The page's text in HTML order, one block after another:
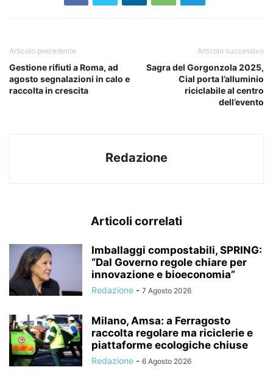
Articolo precedente
Gestione rifiuti a Roma, ad
agosto segnalazioni in calo e
raccolta in crescita
Articolo successivo
Sagra del Gorgonzola 2025,
Cial porta l’alluminio
riciclabile al centro
dell’evento
Redazione
Articoli correlati
Imballaggi compostabili, SPRING:
“Dal Governo regole chiare per
innovazione e bioeconomia”
Redazione - 7 Agosto 2026
Milano, Amsa: a Ferragosto
raccolta regolare ma riciclerie e
piattaforme ecologiche chiuse
Redazione - 6 Agosto 2026